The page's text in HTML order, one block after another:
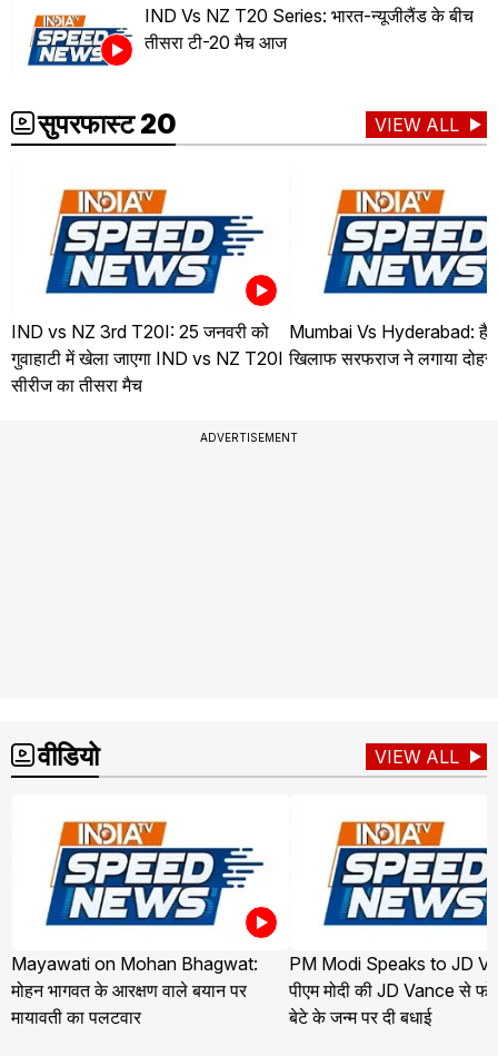
IND Vs NZ T20 Series: भारत-न्यूजीलैंड के बीच
तीसरा टी-20 मैच आज
सुपरफास्ट 20 VIEW ALL
IND vs NZ 3rd T20I: 25 जनवरी को
गुवाहाटी में खेला जाएगा IND vs NZ T20I
सीरीज का तीसरा मैच
Mumbai Vs Hyderabad:
खिलाफ सरफराज ने लगाया
ADVERTISEMENT
वीडियो VIEW ALL
Mayawati on Mohan Bhagwat:
मोहन भागवत के आरक्षण वाले बयान पर
मायावती का पलटवार
PM Modi Speaks to JD
पीएम मोदी की JD Vance से
बेटे के जन्म पर दी बधाई